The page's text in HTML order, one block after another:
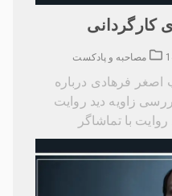
کارگردانی
مصاحبه و پادکست
فرهادی درباره
زاویه دید روایت
با تماشاگر